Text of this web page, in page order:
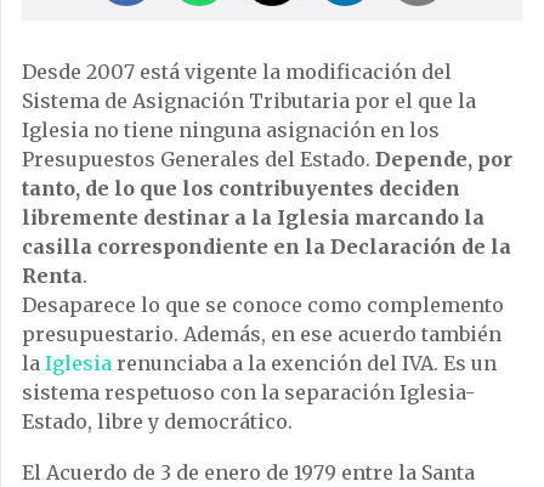
Desde 2007 está vigente la modificación del
Sistema de Asignación Tributaria por el que la
Iglesia no tiene ninguna asignación en los
Presupuestos Generales del Estado. Depende, por
tanto, de lo que los contribuyentes deciden
libremente destinar a la Iglesia marcando la
casilla correspondiente en la Declaración de la
Renta.
Desaparece lo que se conoce como complemento
presupuestario. Además, en ese acuerdo también
la Iglesia renunciaba a la exención del IVA. Es un
sistema respetuoso con la separación Iglesia-
Estado, libre y democrático.
El Acuerdo de 3 de enero de 1979 entre la Santa